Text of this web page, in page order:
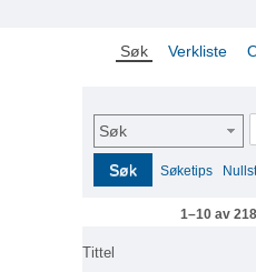
Søk Verkliste
Søk
Søk Søketips
1–10 av 218
Tittel